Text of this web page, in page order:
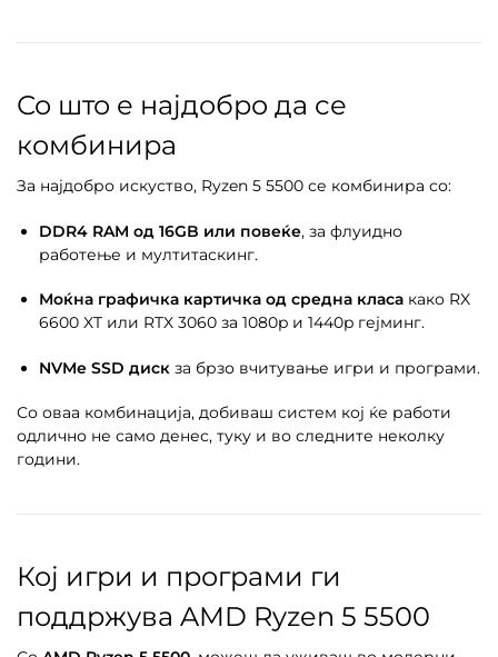
Со што е најдобро да се
комбинира
За најдобро искуство, Ryzen 5 5500 се комбинира со:
DDR4 RAM од 16GB или повеќе, за флуидно
работење и мултитаскинг.
Моќна графичка картичка од средна класа како RX
6600 XT или RTX 3060 за 1080p и 1440p гејминг.
NVMe SSD диск за брзо вчитување игри и програми.
Со оваа комбинација, добиваш систем кој ќе работи
одлично не само денес, туку и во следните неколку
години.
Кој игри и програми ги
поддржува AMD Ryzen 5 5500